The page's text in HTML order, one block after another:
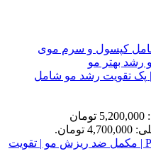
تقویت رشد مو شامل
قیمت اصلی: 5,200,000 تومان